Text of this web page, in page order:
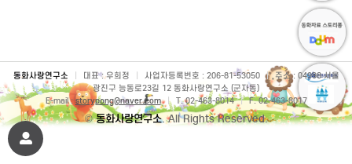
동화사랑연구소 대표 : 우희정 사업자등록번호 : 206-81-53050 |
주소 : 04998 서울
광진구 능동로23길 12 동화사랑연구소 (군자동)
E-mail : storypong@naver.com | T. 02-463-8014 | F. 02-463-8017
©동화사랑연구소. All Rights Reserved.